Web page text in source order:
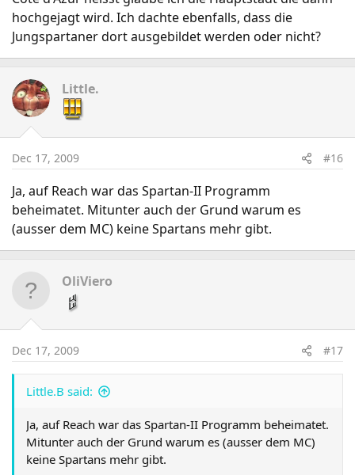
hochgejagt wird. Ich dachte ebenfalls, dass die
Jungspartaner dort ausgebildet werden oder nicht?
Little.
Dec 17, 2009 #16
Ja, auf Reach war das Spartan-II Programm
beheimatet. Mitunter auch der Grund warum es
(ausser dem MC) keine Spartans mehr gibt.
OliViero
Dec 17, 2009 #17
Little.B said:
Ja, auf Reach war das Spartan-II Programm beheimatet.
Mitunter auch der Grund warum es (ausser dem MC)
keine Spartans mehr gibt.